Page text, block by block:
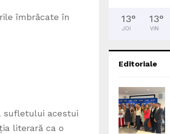
îmbrăcate în
sufletului acestui
literară ca o
13°
JOI
13°
VIN
Editoriale